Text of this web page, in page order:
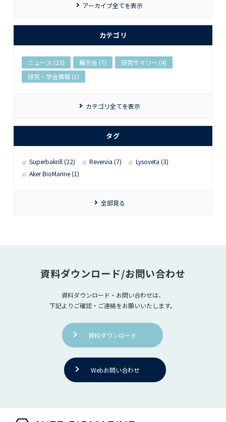
アーカイブ全てを表示
カテゴリ
ニュース (23) 展示会 (7)
研究サマリー (4)
研究・学会情報 (1)
カテゴリ全てを表示
タグ
Superbakrill (22) Revervia (7)
Lysoveta (3)
Aker BioMarine (1)
全部見る
資料ダウンロード/お問い合わせ
資料ダウンロード・お問い合わせは、
下記よりご確認・ご連絡をお願いいたします。
資料ダウンロード
Webお問い合わせ